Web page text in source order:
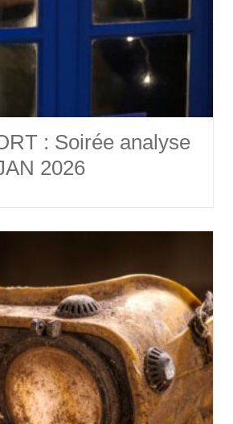
: Soirée analyse
2026